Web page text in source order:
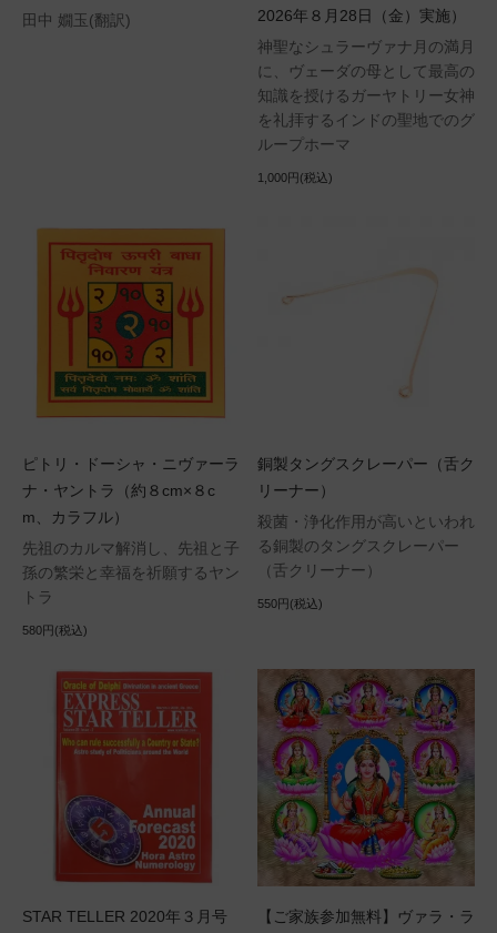
田中 嫺玉(翻訳)
2026年８月28日（金）実施）
神聖なシュラーヴァナ月の満月
に、ヴェーダの母として最高の
知識を授けるガーヤトリー女神
を礼拝するインドの聖地でのグ
ループホーマ
1,000円(税込)
ピトリ・ドーシャ・ニヴァーラ
ナ・ヤントラ（約８cm×８c
m、カラフル）
先祖のカルマ解消し、先祖と子
孫の繁栄と幸福を祈願するヤン
トラ
580円(税込)
銅製タングスクレーパー（舌ク
リーナー）
殺菌・浄化作用が高いといわれ
る銅製のタングスクレーパー
（舌クリーナー）
550円(税込)
STAR TELLER 2020年３月号
【ご家族参加無料】ヴァラ・ラ